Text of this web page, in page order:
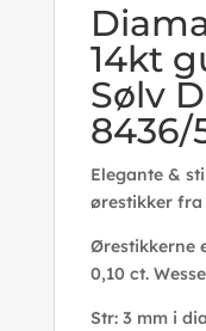
14kt
Sølv
8436/
Elegante &
ørestikker fra
Ørestikkerne
0,10 ct.
Str: 3 mm i